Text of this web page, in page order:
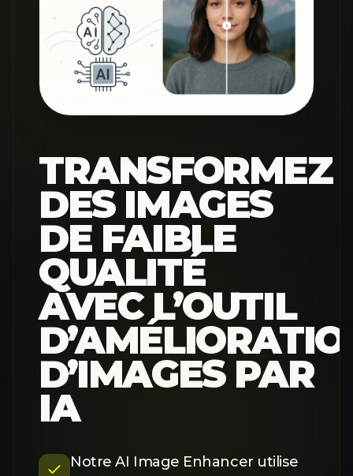
TRANSFORMEZ
DES IMAGES
DE FAIBLE
QUALITÉ
AVEC L’OUTIL
D’IMAGES PAR
IA
Notre AI Image Enhancer utilise